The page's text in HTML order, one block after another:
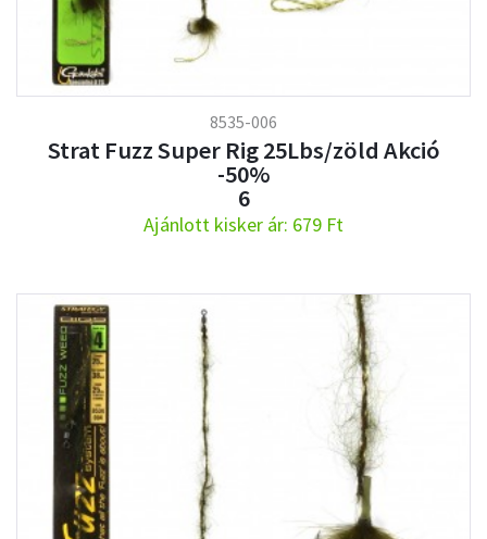
8535-006
Strat Fuzz Super Rig 25Lbs/zöld Akció
-50%
6
Ajánlott kisker ár: 679 Ft